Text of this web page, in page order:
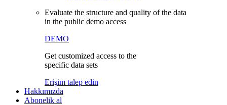
Evaluate the structure and quality of the data
in the public demo access
DEMO
Get customized access to the
specific data sets
Erişim talep edin
Hakkımızda
Abonelik al